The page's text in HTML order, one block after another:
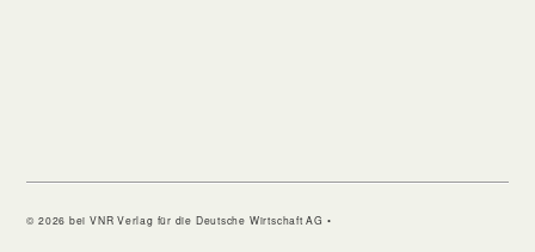
© 2026 bei VNR Verlag für die Deutsche Wirtschaft AG •